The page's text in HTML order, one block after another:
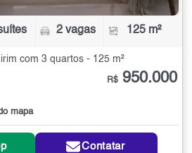
2 vagas 125 m²
com 3 quartos - 125 m²
mapa
R$ 950.000
Contatar